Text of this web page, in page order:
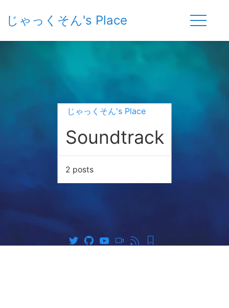
じゃっくそん's Place
じゃっくそん's Place
Soundtrack
2 posts